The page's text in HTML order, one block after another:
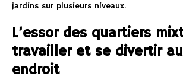
jardins sur plusieurs niveaux.
L’essor des quartiers
travailler et se divertir
endroit